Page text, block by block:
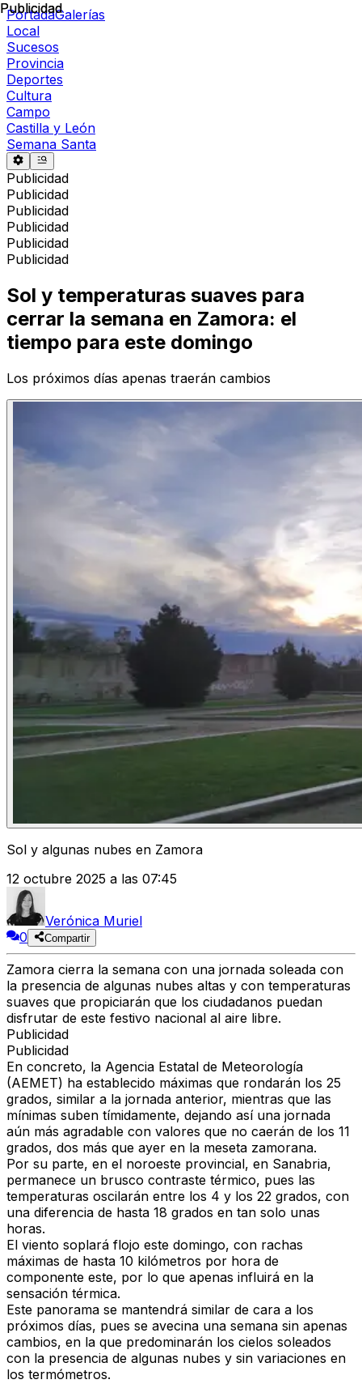
PortadaGalerías
Local
Sucesos
Provincia
Deportes
Cultura
Campo
Castilla y León
Semana Santa
Publicidad
Publicidad
Publicidad
Publicidad
Publicidad
Publicidad
Publicidad
Sol y temperaturas suaves para
cerrar la semana en Zamora: el
tiempo para este domingo
Los próximos días apenas traerán cambios
Sol y algunas nubes en Zamora
12 octubre 2025 a las 07:45
Verónica Muriel
0
Compartir
Zamora cierra la semana con una jornada soleada con
la presencia de algunas nubes altas y con temperaturas
suaves que propiciarán que los ciudadanos puedan
disfrutar de este festivo nacional al aire libre.
Publicidad
Publicidad
En concreto, la Agencia Estatal de Meteorología
(AEMET) ha establecido máximas que rondarán los 25
grados, similar a la jornada anterior, mientras que las
mínimas suben tímidamente, dejando así una jornada
aún más agradable con valores que no caerán de los 11
grados, dos más que ayer en la meseta zamorana.
Por su parte, en el noroeste provincial, en Sanabria,
permanece un brusco contraste térmico, pues las
temperaturas oscilarán entre los 4 y los 22 grados, con
una diferencia de hasta 18 grados en tan solo unas
horas.
El viento soplará flojo este domingo, con rachas
máximas de hasta 10 kilómetros por hora de
componente este, por lo que apenas influirá en la
sensación térmica.
Este panorama se mantendrá similar de cara a los
próximos días, pues se avecina una semana sin apenas
cambios, en la que predominarán los cielos soleados
con la presencia de algunas nubes y sin variaciones en
los termómetros.
Publicidad